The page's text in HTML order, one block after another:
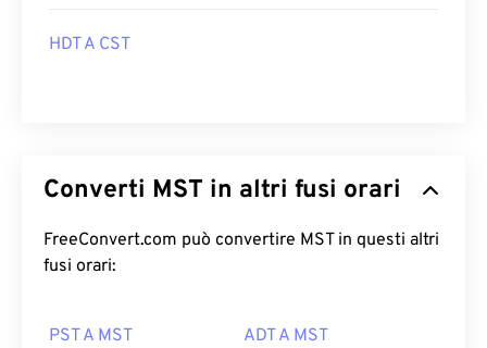
HDT A CST
Converti MST in altri fusi orari
FreeConvert.com può convertire MST in questi altri
fusi orari:
PST A MST ADT A MST